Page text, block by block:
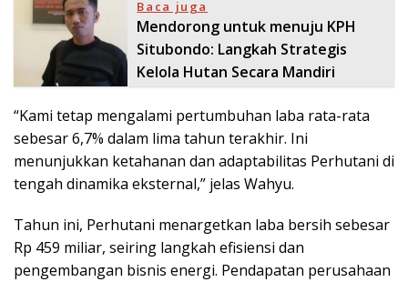
Baca juga
Mendorong untuk menuju KPH
Situbondo: Langkah Strategis
Kelola Hutan Secara Mandiri
“Kami tetap mengalami pertumbuhan laba rata-rata
sebesar 6,7% dalam lima tahun terakhir. Ini
menunjukkan ketahanan dan adaptabilitas Perhutani di
tengah dinamika eksternal,” jelas Wahyu.
Tahun ini, Perhutani menargetkan laba bersih sebesar
Rp 459 miliar, seiring langkah efisiensi dan
pengembangan bisnis energi. Pendapatan perusahaan